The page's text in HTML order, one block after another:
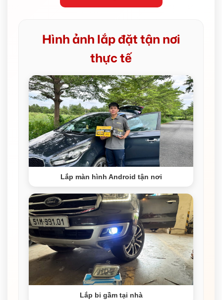
Hình ảnh lắp đặt tận nơi
thực tế
Lắp màn hình Android tận nơi
Lắp bi gầm tại nhà